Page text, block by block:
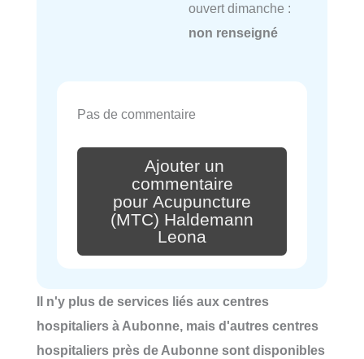
ouvert dimanche :
non renseigné
Pas de commentaire
Ajouter un
commentaire
pour Acupuncture
(MTC) Haldemann
Leona
Il n'y plus de services liés aux centres
hospitaliers à Aubonne, mais d'autres centres
hospitaliers près de Aubonne sont disponibles